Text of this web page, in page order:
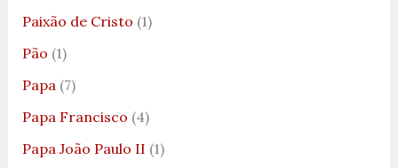
Paixão de Cristo (1)
Pão (1)
Papa(7)
Papa Francisco (4)
Papa João Paulo II (1)